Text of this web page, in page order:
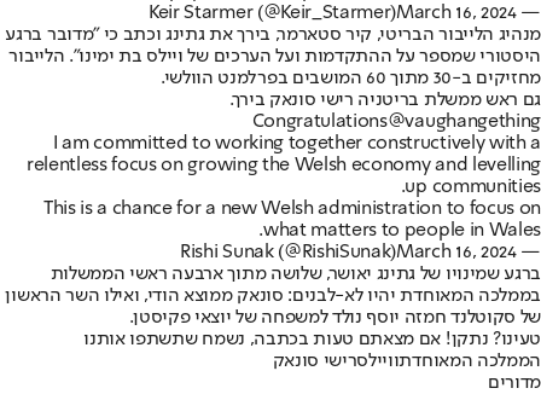
— Keir Starmer (@Keir_Starmer)
March 16, 2024
מנהיג הלייבור הבריטי, קיר סטארמר, בירך את גתינג וכתב כי "מדובר ברגע
היסטורי שמספר על ההתקדמות ועל הערכים של ויילס בת ימינו". הלייבור
מחזיקים ב-30 מתוך 60 המושבים בפרלמנט הוולשי.
גם ראש ממשלת בריטניה רישי סונאק בירך.
Congratulations@vaughangething
I am committed to working together constructively with a
relentless focus on growing the Welsh economy and levelling
up communities.
This is a chance for a new Welsh administration to focus on
what matters to people in Wales.
— Rishi Sunak (@RishiSunak)
March 16, 2024
ברגע שמינויו של גתינג יאושר, שלושה מתוך ארבעה ראשי הממשלות
בממלכה המאוחדת יהיו לא-לבנים: סונאק ממוצא הודי, ואילו השר הראשון
של סקוטלנד חמזה יוסף נולד למשפחה של יוצאי פקיסטן.
טעינו? נתקן! אם מצאתם טעות בכתבה, נשמח שתשתפו אותנו
הממלכה המאוחדתוויילסרישי סונאק
מדורים